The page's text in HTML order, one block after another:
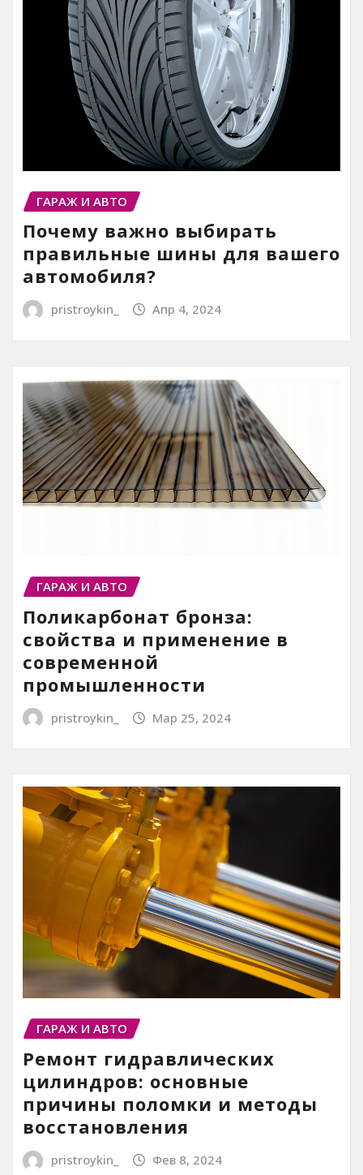
ГАРАЖ И АВТО
Почему важно выбирать
правильные шины для вашего
автомобиля?
pristroykin_ Апр 4, 2024
ГАРАЖ И АВТО
Поликарбонат бронза:
свойства и применение в
современной
промышленности
pristroykin_ Мар 25, 2024
ГАРАЖ И АВТО
Ремонт гидравлических
цилиндров: основные
причины поломки и методы
восстановления
pristroykin_ Фев 8, 2024